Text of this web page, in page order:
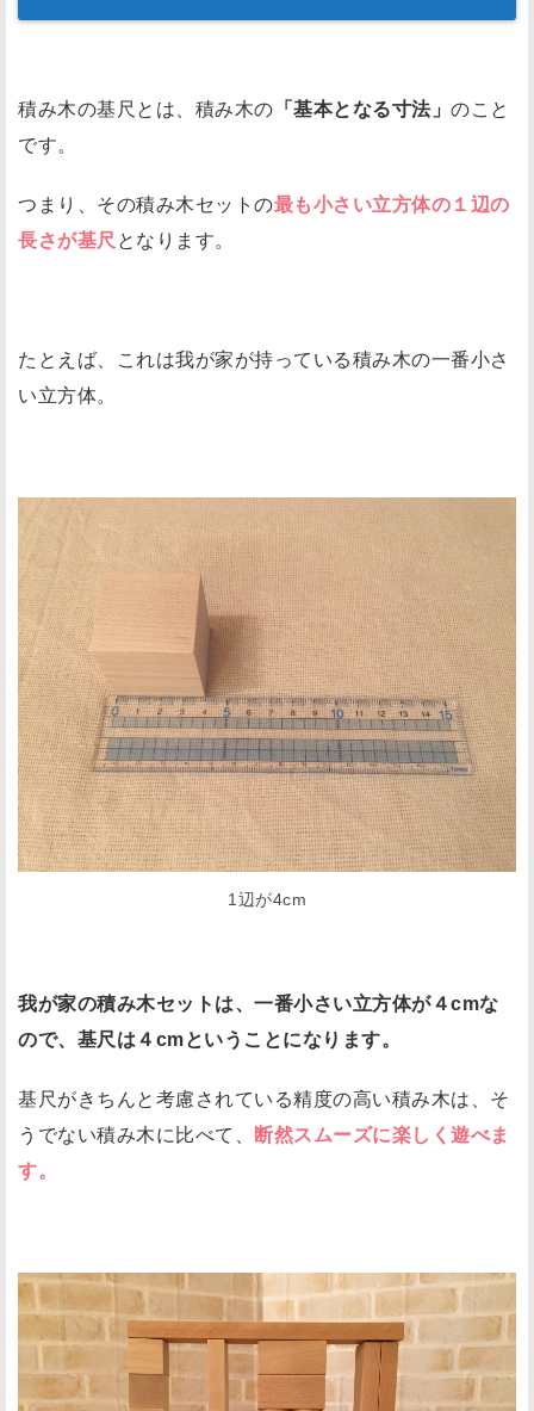
積み木の基尺とは、積み木の 「基本となる寸法」 のこと
です。
つまり、その積み木セットの最も小さい立方体の１辺の
長さが基尺 となります。
たとえば、これは我が家が持っている積み木の一番小さ
い立方体。
1辺が4cm
我が家の積み木セットは、一番小さい立方体が４cmな
ので、基尺は４cmということになります。
基尺がきちんと考慮されている精度の高い積み木は、そ
うでない積み木に比べて、
断然スムーズに楽しく遊べま
す。